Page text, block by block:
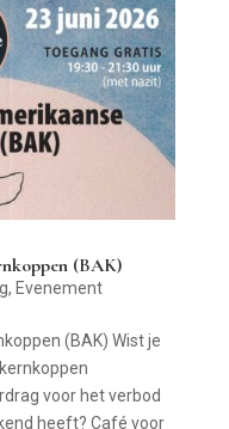
(BAK)
, Evenement
(BAK) Wist je
voor het verbod
heeft? Café voor